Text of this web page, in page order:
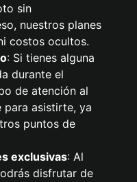
sin
nuestros planes
costos ocultos.
: Si tienes alguna
durante el
de atención al
para asistirte, ya
puntos de
exclusivas: Al
disfrutar de